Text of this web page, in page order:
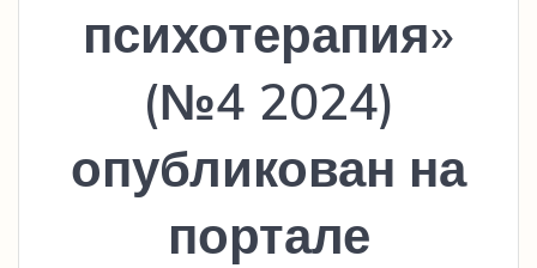
психотерапия»
(№4 2024)
опубликован на
портале